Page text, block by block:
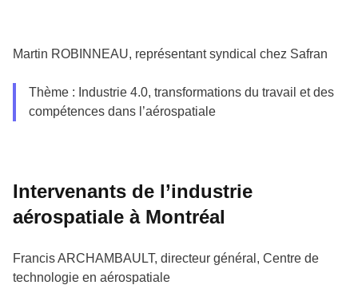
Martin ROBINNEAU, représentant syndical chez Safran
Thème : Industrie 4.0, transformations du travail et des
compétences dans l’aérospatiale
Intervenants de l’industrie
aérospatiale à Montréal
Francis ARCHAMBAULT, directeur général, Centre de
technologie en aérospatiale